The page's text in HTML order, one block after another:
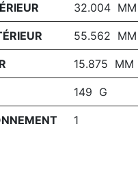
32.004 MM
55.562 MM
15.875 MM
149 G
1